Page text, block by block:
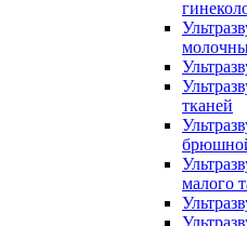
тканей
малого